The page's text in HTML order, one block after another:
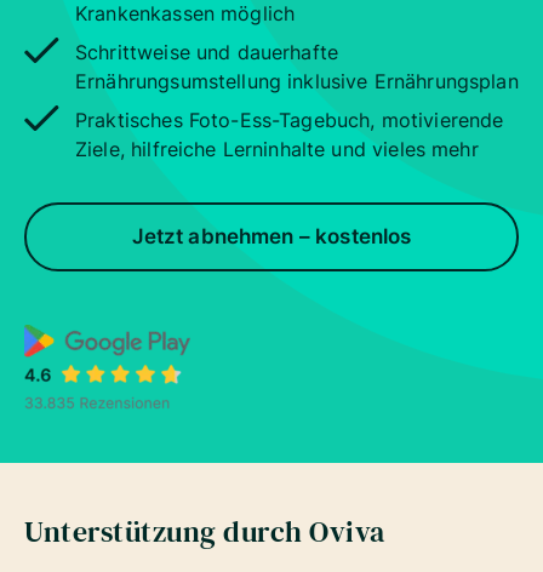
Krankenkassen möglich
Schrittweise und dauerhafte
Ernährungsumstellung inklusive Ernährungsplan
Praktisches Foto-Ess-Tagebuch, motivierende
Ziele, hilfreiche Lerninhalte und vieles mehr
Jetzt abnehmen – kostenlos
Unterstützung durch Oviva